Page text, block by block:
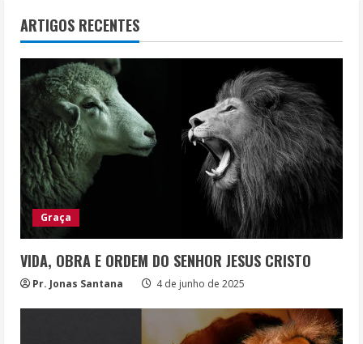
ARTIGOS RECENTES
Graça
VIDA, OBRA E ORDEM DO SENHOR JESUS CRISTO
Pr. Jonas Santana 4 de junho de 2025